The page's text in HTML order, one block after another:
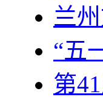
兰
“五
第